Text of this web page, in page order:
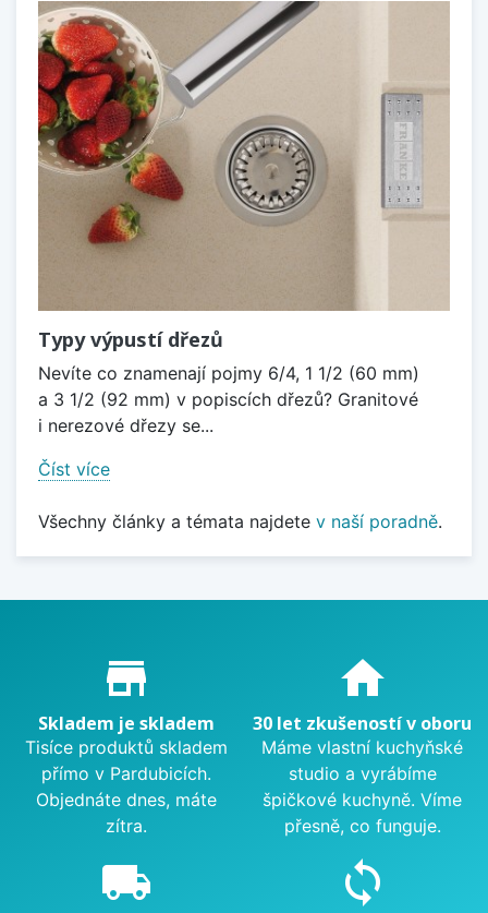
Typy výpustí dřezů
Nevíte co znamenají pojmy 6/4, 1 1/2 (60 mm)
a 3 1/2 (92 mm) v popiscích dřezů? Granitové
i nerezové dřezy se...
Číst více
Všechny články a témata najdete v naší poradně.
Proč nakupovat u nás?
store_mall_directory
Skladem je skladem
Tisíce produktů skladem
přímo v Pardubicích.
Objednáte dnes, máte
zítra.
home
30 let zkušeností v oboru
Máme vlastní kuchyňské
studio a vyrábíme
špičkové kuchyně. Víme
přesně, co funguje.
local_shipping sync